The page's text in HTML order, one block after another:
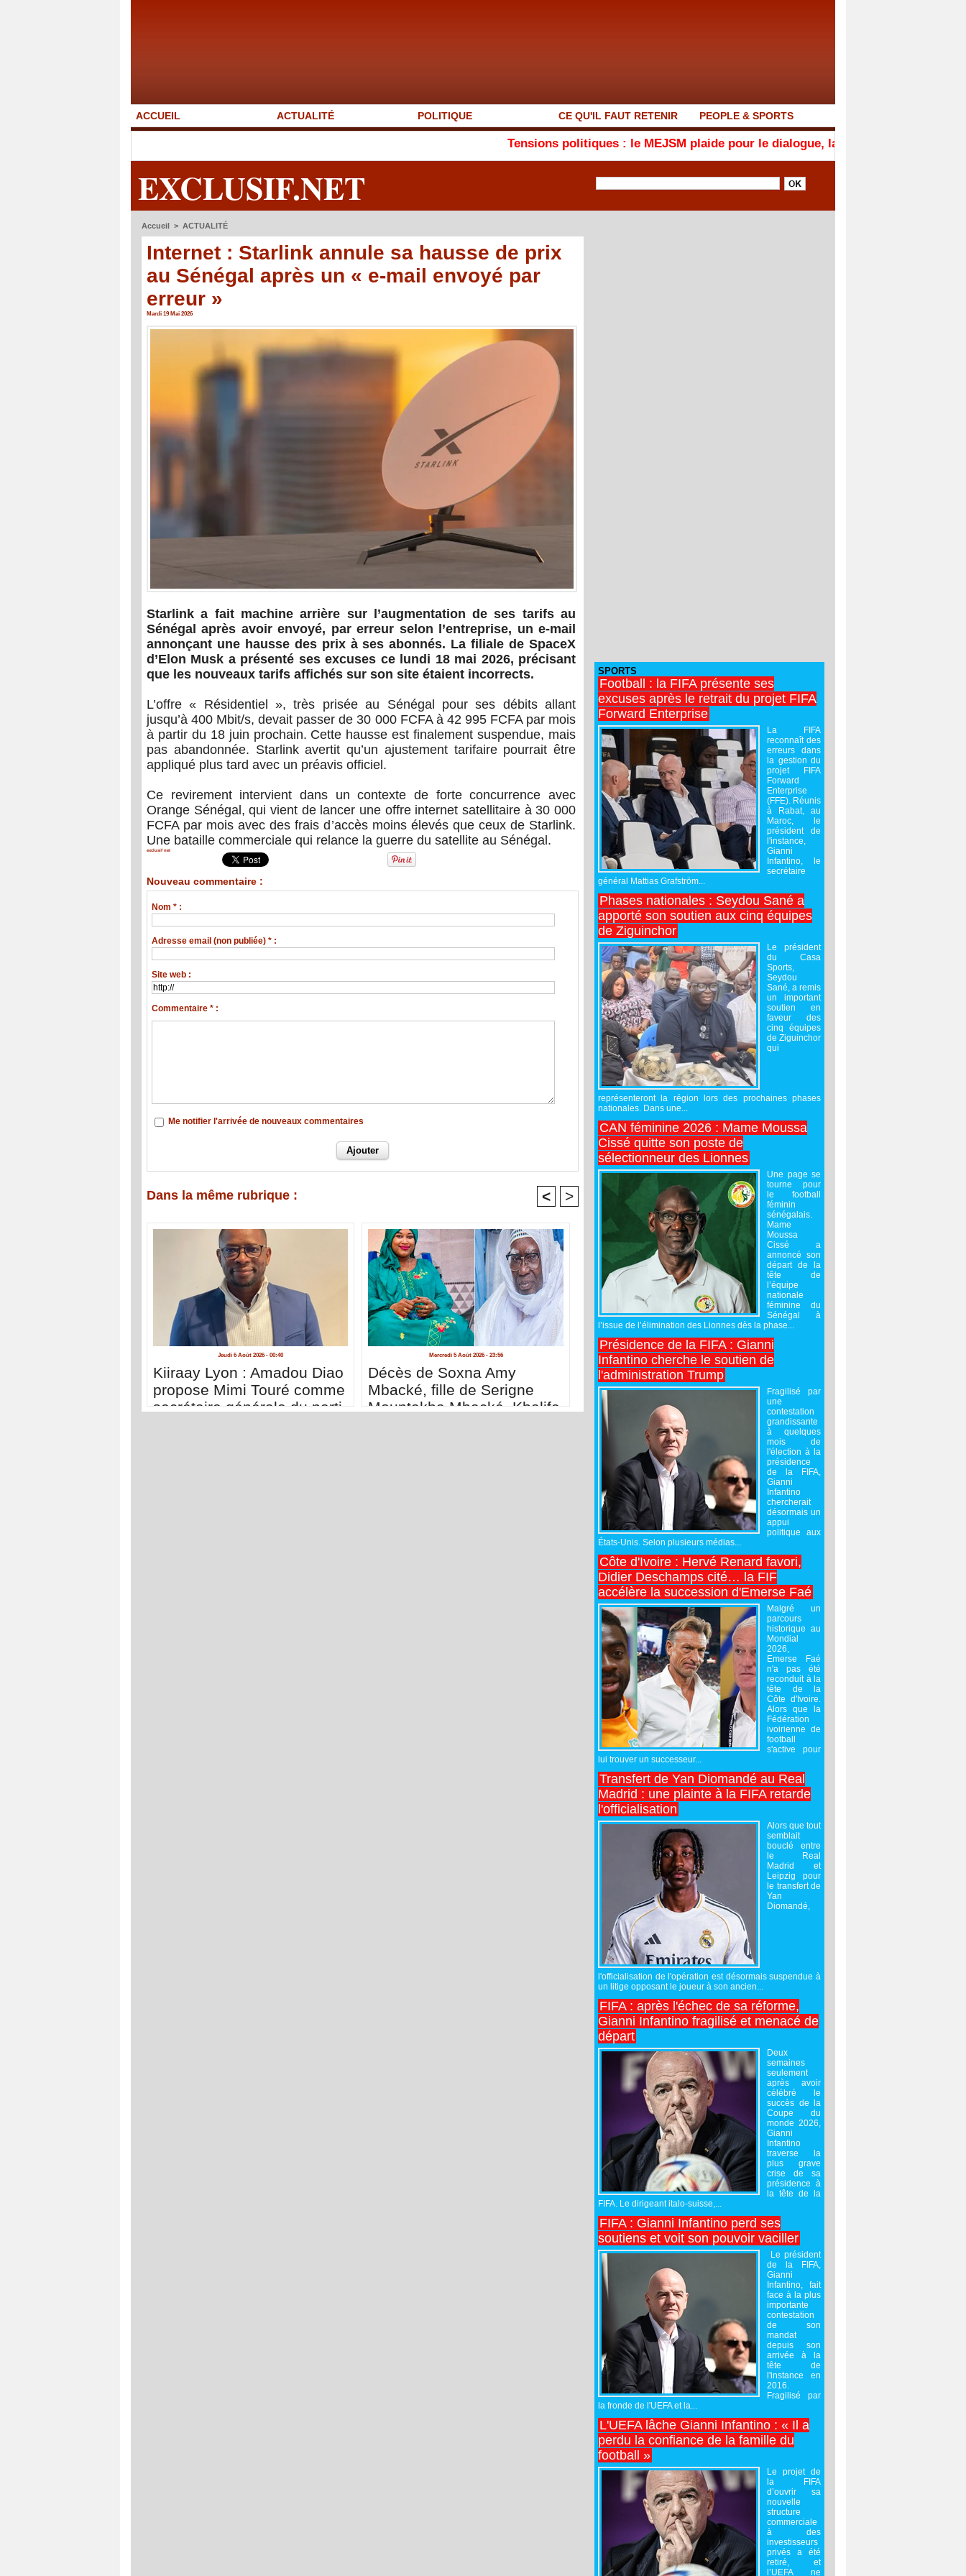
ACCUEIL ACTUALITÉ POLITIQUE CE QU'IL FAUT RETENIR PEOPLE & SPORTS
Tensions politiques : le MEJSM plaide pour le dialogue, la responsabilité et la cohésion
EXCLUSIF.NET
Accueil > ACTUALITÉ
Internet : Starlink annule sa hausse de prix
au Sénégal après un « e-mail envoyé par
erreur »
Mardi 19 Mai 2026
Starlink a fait machine arrière sur l’augmentation de ses tarifs au
Sénégal après avoir envoyé, par erreur selon l’entreprise, un e-mail
annonçant une hausse des prix à ses abonnés. La filiale de SpaceX
d’Elon Musk a présenté ses excuses ce lundi 18 mai 2026, précisant
que les nouveaux tarifs affichés sur son site étaient incorrects.
L’offre « Résidentiel », très prisée au Sénégal pour ses débits allant
jusqu’à 400 Mbit/s, devait passer de 30 000 FCFA à 42 995 FCFA par mois
à partir du 18 juin prochain. Cette hausse est finalement suspendue, mais
pas abandonnée. Starlink avertit qu’un ajustement tarifaire pourrait être
appliqué plus tard avec un préavis officiel.
Ce revirement intervient dans un contexte de forte concurrence avec
Orange Sénégal, qui vient de lancer une offre internet satellitaire à 30 000
FCFA par mois avec des frais d’accès moins élevés que ceux de Starlink.
Une bataille commerciale qui relance la guerre du satellite au Sénégal.
exclusif net
Nouveau commentaire :
Nom * :
Adresse email (non publiée) * :
Site web :
Commentaire * :
Me notifier l'arrivée de nouveaux commentaires
Dans la même rubrique : < >
Jeudi 6 Août 2026 - 00:40
Kiiraay Lyon : Amadou Diao
propose Mimi Touré comme
secrétaire générale du parti
Mercredi 5 Août 2026 - 23:56
Décès de Soxna Amy
Mbacké, fille de Serigne
Mountakha Mbacké, Khalife
SPORTS
Football : la FIFA présente ses
excuses après le retrait du projet FIFA
Forward Enterprise
La FIFA
reconnaît des
erreurs dans
la gestion du
projet FIFA
Forward
Enterprise
(FFE). Réunis
à Rabat, au
Maroc, le
président de
l'instance,
Gianni
Infantino, le
secrétaire
général Mattias Grafström...
Phases nationales : Seydou Sané a
apporté son soutien aux cinq équipes
de Ziguinchor
Le président
du Casa
Sports,
Seydou
Sané, a remis
un important
soutien en
faveur des
cinq équipes
de Ziguinchor
qui
représenteront la région lors des prochaines phases
nationales. Dans une...
CAN féminine 2026 : Mame Moussa
Cissé quitte son poste de
sélectionneur des Lionnes
Une page se
tourne pour
le football
féminin
sénégalais.
Mame
Moussa
Cissé a
annoncé son
départ de la
tête de
l’équipe
nationale
féminine du
Sénégal à
l’issue de l’élimination des Lionnes dès la phase...
Présidence de la FIFA : Gianni
Infantino cherche le soutien de
l'administration Trump
Fragilisé par
une
contestation
grandissante
à quelques
mois de
l'élection à la
présidence
de la FIFA,
Gianni
Infantino
chercherait
désormais un
appui
politique aux
États-Unis. Selon plusieurs médias...
Côte d'Ivoire : Hervé Renard favori,
Didier Deschamps cité… la FIF
accélère la succession d'Emerse Faé
Malgré un
parcours
historique au
Mondial
2026,
Emerse Faé
n'a pas été
reconduit à la
tête de la
Côte d'Ivoire.
Alors que la
Fédération
ivoirienne de
football
s'active pour
lui trouver un successeur...
Transfert de Yan Diomandé au Real
Madrid : une plainte à la FIFA retarde
l'officialisation
Alors que tout
semblait
bouclé entre
le Real
Madrid et
Leipzig pour
le transfert de
Yan
Diomandé,
l'officialisation de l'opération est désormais suspendue à
un litige opposant le joueur à son ancien...
FIFA : après l'échec de sa réforme,
Gianni Infantino fragilisé et menacé de
départ
Deux
semaines
seulement
après avoir
célébré le
succès de la
Coupe du
monde 2026,
Gianni
Infantino
traverse la
plus grave
crise de sa
présidence à
la tête de la
FIFA. Le dirigeant italo-suisse,...
FIFA : Gianni Infantino perd ses
soutiens et voit son pouvoir vaciller
Le président
de la FIFA,
Gianni
Infantino, fait
face à la plus
importante
contestation
de son
mandat
depuis son
arrivée à la
tête de
l'instance en
2016.
Fragilisé par
la fronde de l'UEFA et la...
L'UEFA lâche Gianni Infantino : « Il a
perdu la confiance de la famille du
football »
Le projet de
la FIFA
d’ouvrir sa
nouvelle
structure
commerciale
à des
investisseurs
privés a été
retiré, et
l’UEFA ne